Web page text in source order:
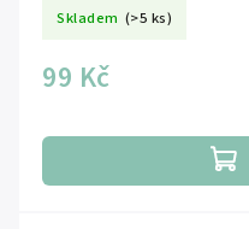
Skladem (>5 ks)
99 Kč